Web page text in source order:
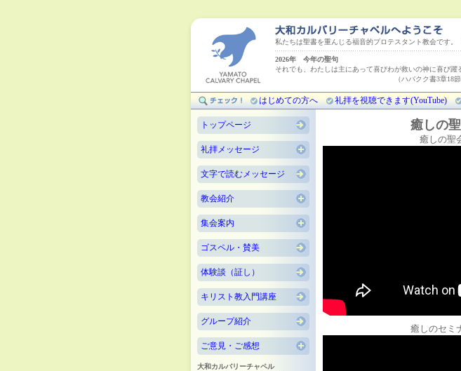
私たちは聖書を重んじる福音的プロテスタント教会です。
2026年 今年の聖句
それでも、わたしは主にあって喜びわが救いの神に喜び躍
（ハバクク書3章18節
はじめての方へ 礼拝を視聴できます(YouTube)
トップページ
礼拝メッセージ
文字で読むメッセージ
教会紹介
集会案内
ゴスペル・賛美
体験談（証し）
キリスト教入門講座
グループ紹介
ご意見・ご感想
大和カルバリーチャペル
癒しの
癒しの聖
癒しのセミ